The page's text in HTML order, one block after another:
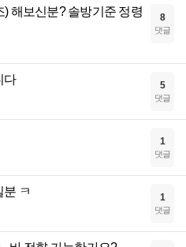
해보신분? 솔방기준 정령
8
댓글
다 5
댓글
1
댓글
ㅋ 1
댓글